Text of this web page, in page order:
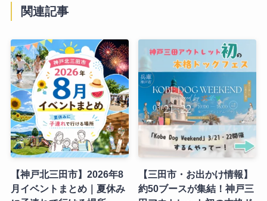
関連記事
【神戸北三田市】2026年8
月イベントまとめ｜夏休み
【三田市・お出かけ情報】
約50ブースが集結！神戸三